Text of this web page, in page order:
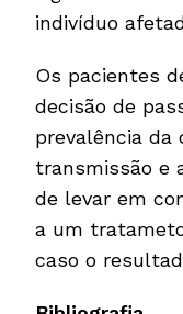
indivíduo
Os pacientes
decisão de
prevalência da
transmissão e
de levar em
a um
caso o